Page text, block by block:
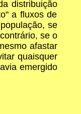
distribuição
a fluxos de
se
se o
afastar
quaisquer
emergido